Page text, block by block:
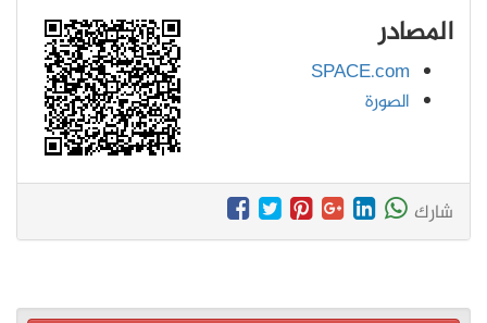
المصادر
SPACE.com
الصورة
شارك